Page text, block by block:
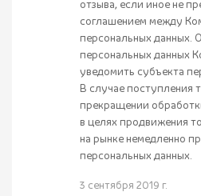
отзыва, если иное не
соглашением между
персональных данных.
персональных данных
уведомить субъекта
В случае поступления
прекращении
в целях продвижения
на рынке немедленно
персональных данных.
3 сентября 2019 г.